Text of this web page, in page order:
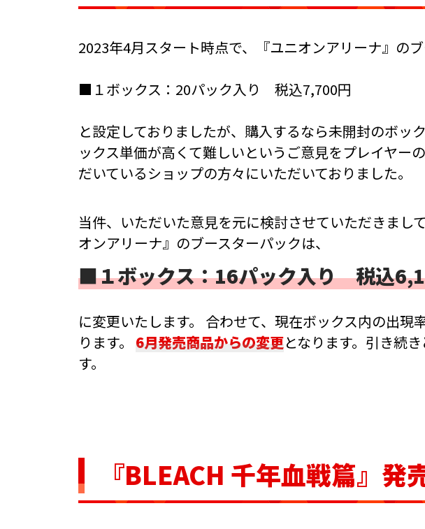
2023年4月スタート時点で、『ユニオンアリーナ』のブ
■１ボックス：20パック入り 税込7,700円
と設定しておりましたが、購入するなら未開封のボッ
ックス単価が高くて難しいというご意見をプレイヤー
だいているショップの方々にいただいておりました。
当件、いただいた意見を元に検討させていただきまし
オンアリーナ』のブースターパックは、
■１ボックス：16パック入り 税込
に変更いたします。 合わせて、現在ボックス内の出現
ります。 6月発売商品からの変更となります。引き続
す。
『BLEACH 千年血戦篇』発